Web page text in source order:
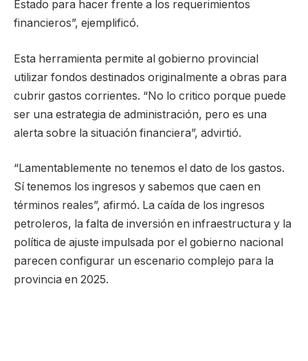
Estado para hacer frente a los requerimientos
financieros”, ejemplificó.
Esta herramienta permite al gobierno provincial
utilizar fondos destinados originalmente a obras para
cubrir gastos corrientes. “No lo critico porque puede
ser una estrategia de administración, pero es una
alerta sobre la situación financiera”, advirtió.
“Lamentablemente no tenemos el dato de los gastos.
Sí tenemos los ingresos y sabemos que caen en
términos reales”, afirmó. La caída de los ingresos
petroleros, la falta de inversión en infraestructura y la
política de ajuste impulsada por el gobierno nacional
parecen configurar un escenario complejo para la
provincia en 2025.